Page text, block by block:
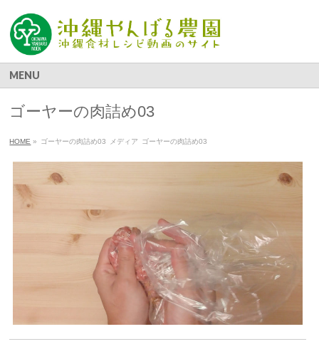
MENU
ゴーヤーの肉詰め03
HOME » ゴーヤーの肉詰め03 メディア ゴーヤーの肉詰め03